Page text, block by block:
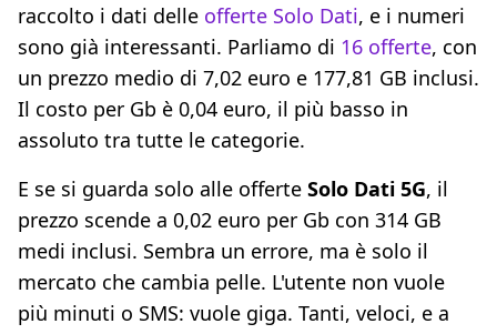
raccolto i dati delle offerte Solo Dati, e i numeri
sono già interessanti. Parliamo di 16 offerte, con
un prezzo medio di 7,02 euro e 177,81 GB inclusi.
Il costo per Gb è 0,04 euro, il più basso in
assoluto tra tutte le categorie.
E se si guarda solo alle offerte Solo Dati 5G, il
prezzo scende a 0,02 euro per Gb con 314 GB
medi inclusi. Sembra un errore, ma è solo il
mercato che cambia pelle. L'utente non vuole
più minuti o SMS: vuole giga. Tanti, veloci, e a